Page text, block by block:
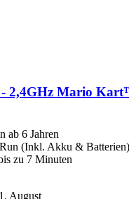
2,4GHz Mario
ab 6 Jahren
(Inkl. Akku & Batterien)
zu 7 Minuten
August